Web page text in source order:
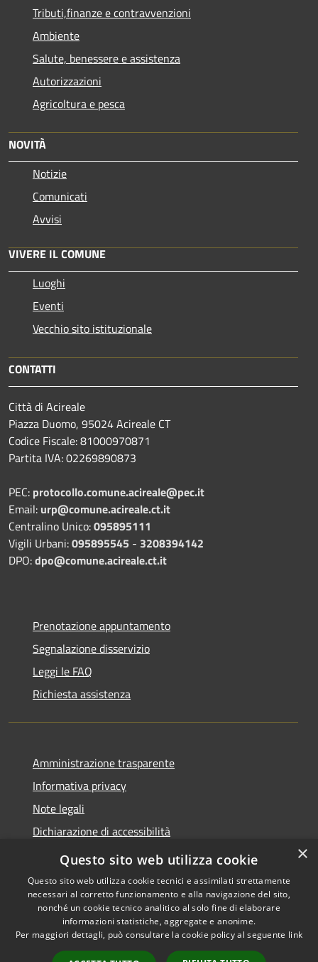
Tributi,finanze e contravvenzioni
Ambiente
Salute, benessere e assistenza
Autorizzazioni
Agricoltura e pesca
NOVITÀ
Notizie
Comunicati
Avvisi
VIVERE IL COMUNE
Luoghi
Eventi
Vecchio sito istituzionale
CONTATTI
Città di Acireale
Piazza Duomo, 95024 Acireale CT
Codice Fiscale: 81000970871
Partita IVA: 02269890873
PEC: protocollo.comune.acireale@pec.it
Email: urp@comune.acireale.ct.it
Centralino Unico:095895111
Vigili Urbani:095895545 - 3208394142
DPO:dpo@comune.acireale.ct.it
Prenotazione appuntamento
Segnalazione disservizio
Leggi le FAQ
Richiesta assistenza
Amministrazione trasparente
Informativa privacy
Note legali
Dichiarazione di accessibilità
Obiettivi di accessibilità
Accessibilità
Copyright © 2026 • Città di
Acireale • Powered by
×
Questo sito web utilizza cookie
Questo sito web utilizza cookie tecnici e assimilati strettamente
necessari al corretto funzionamento e alla navigazione del sito,
nonché un cookie tecnico analitico al solo fine di elaborare
informazioni statistiche, aggregate e anonime.
Per maggiori dettagli, può consultare la cookie policy al seguente link